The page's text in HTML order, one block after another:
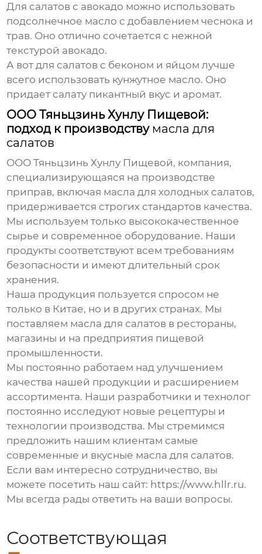
Для салатов с авокадо можно использовать
подсолнечное масло с добавлением чеснока и
трав. Оно отлично сочетается с нежной
текстурой авокадо.
А вот для салатов с беконом и яйцом лучше
всего использовать кунжутное масло. Оно
придает салату пикантный вкус и аромат.
ООО Тяньцзинь Хунлу Пищевой:
подход к производству масла для
салатов
ООО Тяньцзинь Хунлу Пищевой, компания,
специализирующаяся на производстве
приправ, включая масла для холодных салатов,
придерживается строгих стандартов качества.
Мы используем только высококачественное
сырье и современное оборудование. Наши
продукты соответствуют всем требованиям
безопасности и имеют длительный срок
хранения.
Наша продукция пользуется спросом не
только в Китае, но и в других странах. Мы
поставляем масла для салатов в рестораны,
магазины и на предприятия пищевой
промышленности.
Мы постоянно работаем над улучшением
качества нашей продукции и расширением
ассортимента. Наши разработчики и технолог
постоянно исследуют новые рецептуры и
технологии производства. Мы стремимся
предложить нашим клиентам самые
современные и вкусные масла для салатов.
Если вам интересно сотрудничество, вы
можете посетить наш сайт: https://www.hllr.ru.
Мы всегда рады ответить на ваши вопросы.
Соответствующая